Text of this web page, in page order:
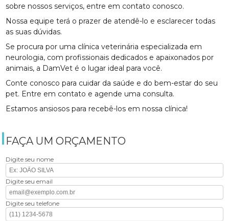
sobre nossos serviços, entre em contato conosco.
Nossa equipe terá o prazer de atendê-lo e esclarecer todas
as suas dúvidas.
Se procura por uma clínica veterinária especializada em
neurologia, com profissionais dedicados e apaixonados por
animais, a DamVet é o lugar ideal para você.
Conte conosco para cuidar da saúde e do bem-estar do seu
pet. Entre em contato e agende uma consulta.
Estamos ansiosos para recebê-los em nossa clínica!
FAÇA UM ORÇAMENTO
Digite seu nome
Digite seu email
Digite seu telefone